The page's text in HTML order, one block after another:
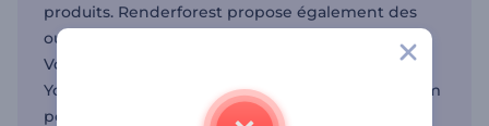
produits. Renderforest propose également des
outils pour d'autres canaux de réseaux sociaux.
Vous avez le créateur d'intro pour les vidéos
YouTube ainsi que le créateur de vidéos Instagram
pour étendre votre portée.